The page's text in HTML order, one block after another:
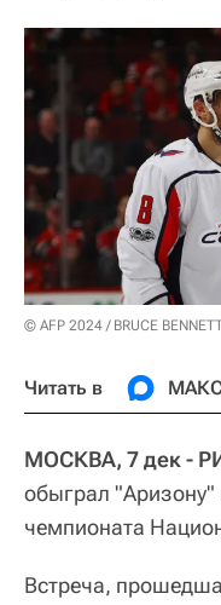
© AFP 2024 / BRUCE
Читать в
МОСКВА, 7 дек -
обыграл "Аризону"
чемпионата
Встреча,